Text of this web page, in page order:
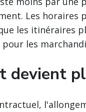
Les
les itinéraires
les
devient